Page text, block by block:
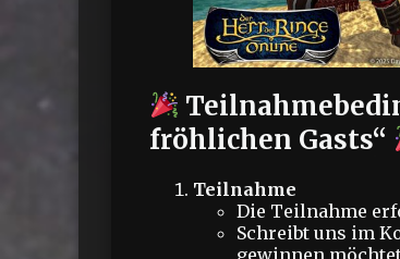
fröhlichen Gasts“
Teilnahme
Die Teilnahme
Schreibt uns im
gewinnen